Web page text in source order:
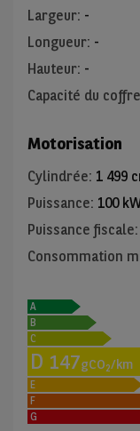
Largeur: -
Longueur: -
Hauteur: -
Capacité du coffre
Motorisation
Cylindrée: 1 499
Puissance: 100
Puissance fiscale:
Consommation
A
B
C
D 147gCO2/km
E
F
G